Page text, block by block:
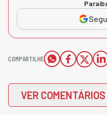
COMPARTILHE
VER COMENTÁRIOS